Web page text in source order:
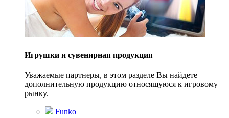
Игрушки и сувенирная продукция
Уважаемые партнеры, в этом разделе Вы найдете
дополнительную продукцию относящуюся к игровому
рынку.
Funko